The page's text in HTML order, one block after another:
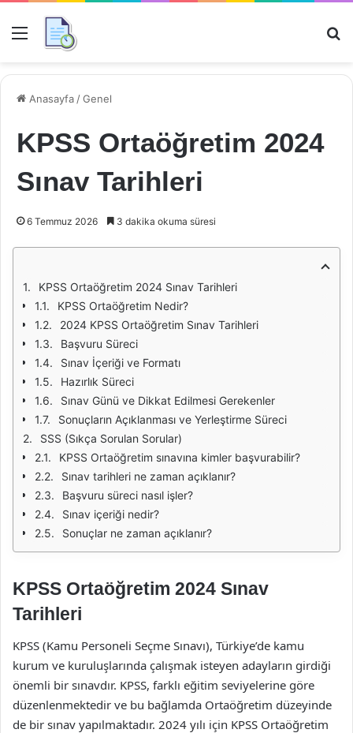
Menü
Anasayfa /Genel
KPSS Ortaöğretim 2024
Sınav Tarihleri
6 Temmuz 2026 3 dakika okuma süresi
KPSS Ortaöğretim 2024 Sınav Tarihleri
KPSS Ortaöğretim Nedir?
2024 KPSS Ortaöğretim Sınav Tarihleri
Başvuru Süreci
Sınav İçeriği ve Formatı
Hazırlık Süreci
Sınav Günü ve Dikkat Edilmesi Gerekenler
Sonuçların Açıklanması ve Yerleştirme Süreci
SSS (Sıkça Sorulan Sorular)
KPSS Ortaöğretim sınavına kimler başvurabilir?
Sınav tarihleri ne zaman açıklanır?
Başvuru süreci nasıl işler?
Sınav içeriği nedir?
Sonuçlar ne zaman açıklanır?
KPSS Ortaöğretim 2024 Sınav
Tarihleri
KPSS (Kamu Personeli Seçme Sınavı), Türkiye’de kamu
kurum ve kuruluşlarında çalışmak isteyen adayların girdiği
önemli bir sınavdır. KPSS, farklı eğitim seviyelerine göre
düzenlenmektedir ve bu bağlamda Ortaöğretim düzeyinde
de bir sınav yapılmaktadır. 2024 yılı için KPSS Ortaöğretim